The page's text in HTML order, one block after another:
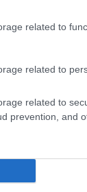
related to
related to
related to
prevention, and
rifiuti e
Chi
Un
mirati a
quali